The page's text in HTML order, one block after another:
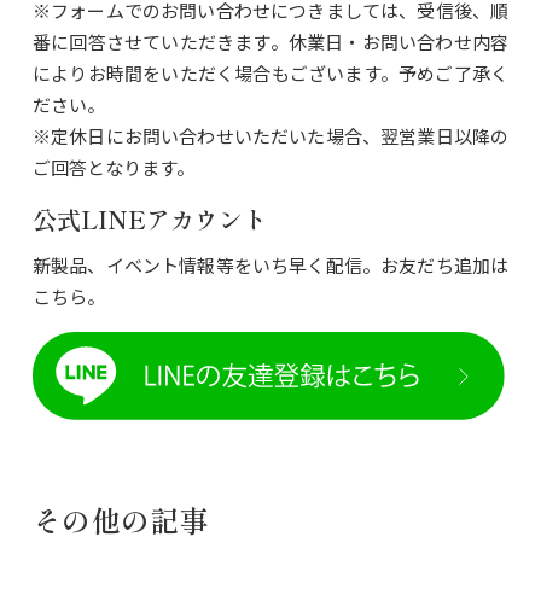
※フォームでのお問い合わせにつきましては、受信後、順
番に回答させていただきます。休業日・お問い合わせ内容
によりお時間をいただく場合もございます。予めご了承く
ださい。
※定休日にお問い合わせいただいた場合、翌営業日以降の
ご回答となります。
公式LINEアカウント
新製品、イベント情報等をいち早く配信。お友だち追加は
こちら。
その他の記事